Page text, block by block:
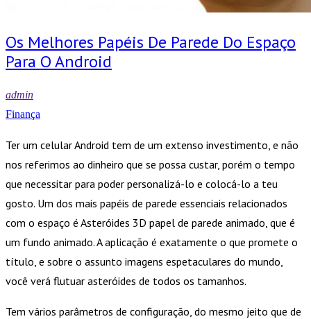
Os Melhores Papéis De Parede Do Espaço
Para O Android
admin
Finança
Ter um celular Android tem de um extenso investimento, e não
nos referimos ao dinheiro que se possa custar, porém o tempo
que necessitar para poder personalizá-lo e colocá-lo a teu
gosto. Um dos mais papéis de parede essenciais relacionados
com o espaço é Asteróides 3D papel de parede animado, que é
um fundo animado. A aplicação é exatamente o que promete o
título, e sobre o assunto imagens espetaculares do mundo,
você verá flutuar asteróides de todos os tamanhos.
Tem vários parâmetros de configuração, do mesmo jeito que de